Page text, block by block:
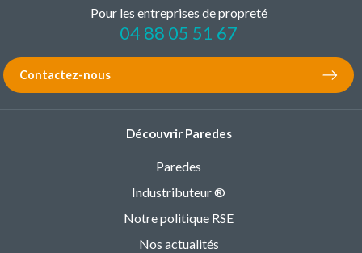
Pour les entreprises de propreté
04 88 05 51 67
Contactez-nous
Découvrir Paredes
Paredes
Industributeur ®
Notre politique RSE
Nos actualités